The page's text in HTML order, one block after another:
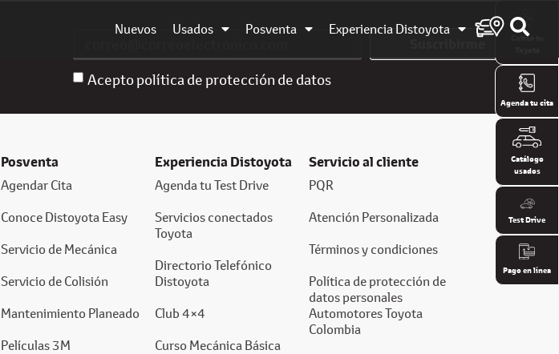
Nuevos Usados Posventa Experiencia Distoyota
Acepto política de protección de datos
Suscribirme
Posventa
Agendar Cita
Conoce Distoyota Easy
Servicio de Mecánica
Servicio de Colisión
Mantenimiento Planeado
Películas 3M
Experiencia Distoyota
Agenda tu Test Drive
Servicios conectados
Toyota
Directorio Telefónico
Distoyota
Club 4×4
Curso Mecánica Básica
Servicio al cliente
PQR
Atención Personalizada
Términos y condiciones
Política de protección de
datos personales
Automotores Toyota
Colombia
Cotiza tu
Agenda tu cita
Catálogo
usados
Test Drive
Pago en línea